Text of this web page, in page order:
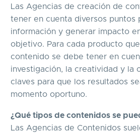
Las Agencias de creación de
tener en cuenta diversos puntos
información y generar impacto
objetivo. Para cada producto
contenido se debe tener en
investigación, la creatividad y la
claves para que los resultados
momento oportuno.
¿Qué tipos de contenidos se
Las Agencias de Contenidos